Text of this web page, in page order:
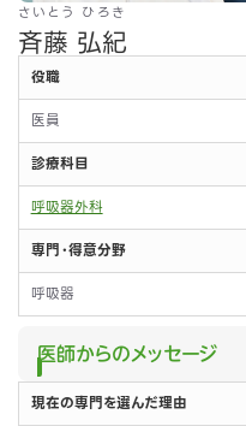
斉藤 弘紀
さいとう ひろき
役職
医員
診療科目
呼吸器外科
専門・得意分野
呼吸器
医師からのメッセージ
現在の専門を選んだ理由